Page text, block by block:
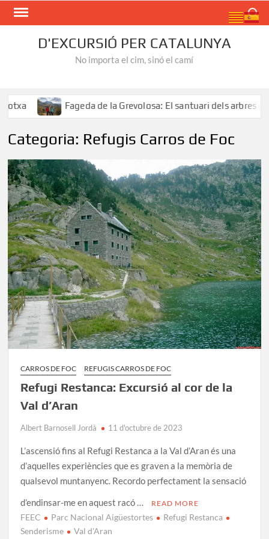
Skip
D'EXCURSIÓ PER CATALUNYA
No importa el cim, sinó el camí
Fageda de la Grevolosa: El santuari dels arbres monumentals
Categoria: Refugis Carros de Foc
CARROS DE FOC REFUGIS CARROS DE FOC
Refugi Restanca: Excursió al cor de la
Val d’Aran
Albert Barnosell Jordà 11 d'octubre de 2023
L’ascensió fins al Refugi Restanca a la Val d’Aran és una
d’aquelles experiències que es graven a la memòria de
qualsevol muntanyenc. Recordo perfectament la sensació
d’endinsar-me en aquest racó …
READ MORE
FEEC Parc Nacional Aigüestortes
Refugi Restanca
Senderisme
Val d'Aran